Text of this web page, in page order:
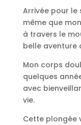
Arrivée pour le
même que
à travers le
belle aventure
Mon corps
quelques
avec
vie.
Cette plongée